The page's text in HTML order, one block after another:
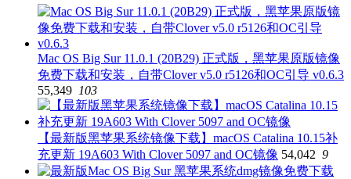
Mac OS Big Sur 11.0.1 (20B29) 正式版，黑苹果原版镜像
免费下载和安装，自带Clover v5.0 r5126和OC引导 v0.6.3
55,349 103
【最新版黑苹果系统镜像下载】macOS Catalina 10.15补
充更新 19A603 With Clover 5097 and OC镜像 54,042 9